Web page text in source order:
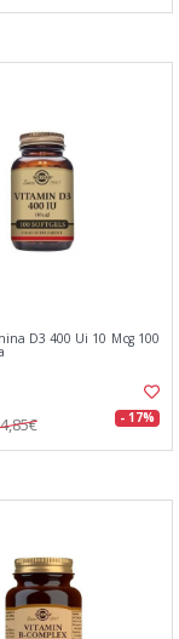
D3 400 Ui 10 Mcg 100
- 17%